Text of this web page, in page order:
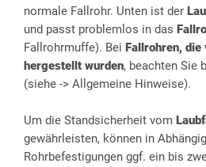
normale Fallrohr. Unten ist der
und passt problemlos in das
Fallrohrmuffe). Bei Fallrohren,
hergestellt wurden, beachten Sie
(siehe -> Allgemeine Hinweise).
Um die Standsicherheit vom
gewährleisten, können in
Rohrbefestigungen ggf. ein bis